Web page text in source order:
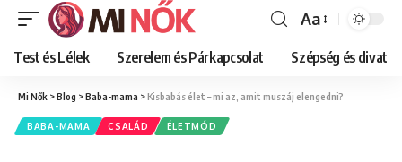
Font
Resizer
Aa
Test és Lélek Szerelem és Párkapcsolat Szépség és divat
Mi Nők >Blog >Baba-mama >Kisbabás élet – mi az, amit muszáj elengedni?
BABA-MAMA CSALÁD ÉLETMÓD